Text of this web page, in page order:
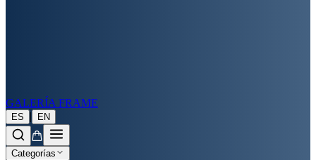
GALERÍA FRAME
ES | EN
Categorías